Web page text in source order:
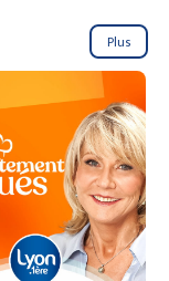
Plus